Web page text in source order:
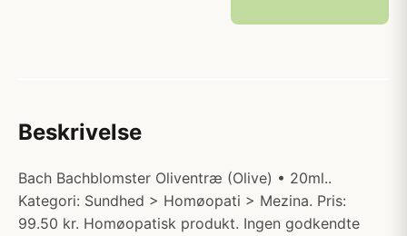
Beskrivelse
Bach Bachblomster Oliventræ (Olive) • 20ml..
Kategori: Sundhed > Homøopati > Mezina. Pris:
99.50 kr. Homøopatisk produkt. Ingen godkendte